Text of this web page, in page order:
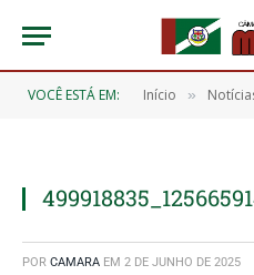
VOCÊ ESTÁ EM: Início »
POR CAMARA EM 2 DE JUNHO DE 2025